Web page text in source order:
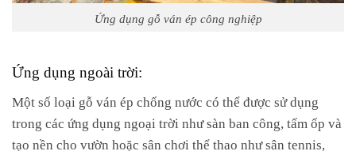
Ứng dụng gỗ ván ép công nghiệp
Ứng dụng ngoài trời:
Một số loại gỗ ván ép chống nước có thể được sử dụng
trong các ứng dụng ngoại trời như sàn ban công, tấm ốp và
tạo nền cho vườn hoặc sân chơi thể thao như sân tennis,